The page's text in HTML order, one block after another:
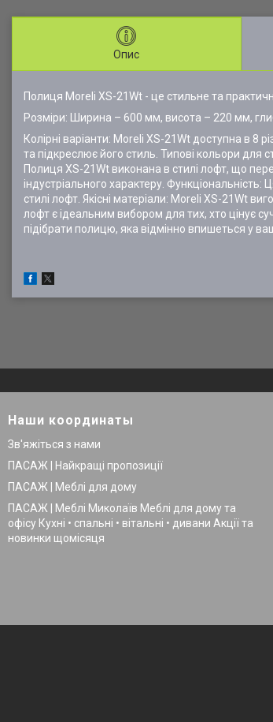
Опис
Полиця Moreli XS-21Wt - це стильне та
Розміри: Ширина – 600 мм, висота – 220 мм,
Колірні варіанти: Moreli XS-21Wt доступна в 8
та підкреслює його стиль. Типові кольори для
Полиця XS-21Wt виконана в стилі лофт, що
індустріального характеру.
стилі лофт. Якісні матеріали: Moreli XS-21Wt
лофт є ідеальним вибором для тих, хто цінує
підібрати полицю, яка відмінно впишеться у
Наши координаты
Зв'яжіться з нами
ПАСАЖ | Найкращі пропозиції
ПАСАЖ | Меблі для дому
ПАСАЖ | Меблі Миколаїв Меблі для дому та
офісу Кухні • спальні • вітальні • дивани Акції та
новинки щомісяця